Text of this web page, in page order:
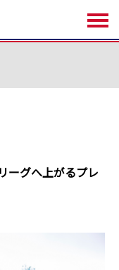
ーグへ上がるプレ